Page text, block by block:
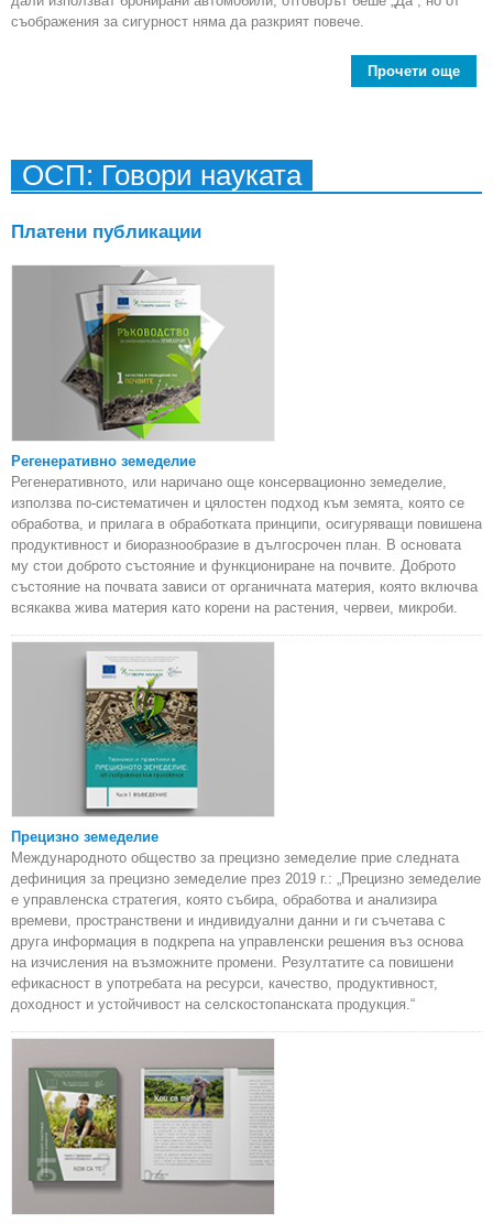
съображения за сигурност няма да разкрият повече.
Прочети още
ОСП: Говори науката
Платени публикации
Регенеративно земеделие
Регенеративното, или наричано още консервационно земеделие,
използва по-систематичен и цялостен подход към земята, която се
обработва, и прилага в обработката принципи, осигуряващи повишена
продуктивност и биоразнообразие в дългосрочен план. В основата
му стои доброто състояние и функциониране на почвите. Доброто
състояние на почвата зависи от органичната материя, която включва
всякаква жива материя като корени на растения, червеи, микроби.
Прецизно земеделие
Международното общество за прецизно земеделие прие следната
дефиниция за прецизно земеделие през 2019 г.: „Прецизно земеделие
е управленска стратегия, която събира, обработва и анализира
времеви, пространствени и индивидуални данни и ги съчетава с
друга информация в подкрепа на управленски решения въз основа
на изчисления на възможните промени. Резултатите са повишени
ефикасност в употребата на ресурси, качество, продуктивност,
доходност и устойчивост на селскостопанската продукция.“